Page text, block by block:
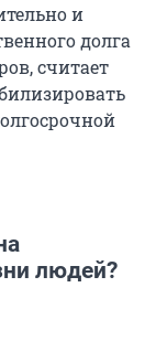
и
долга
считает
людей?